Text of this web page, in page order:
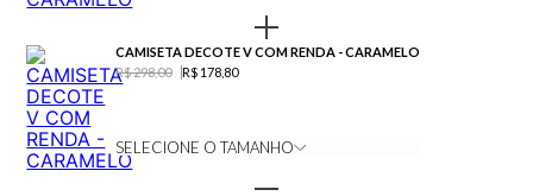
CAMISETA DECOTE V COM RENDA - CARAMELO
R$ 298,00
R$ 178,80
SELECIONE O TAMANHO